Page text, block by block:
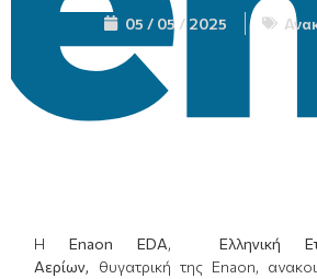
05 / 05 / 2025
ΗEnaon EDA, Ελληνική
Αερίων, θυγατρική της Enaon,